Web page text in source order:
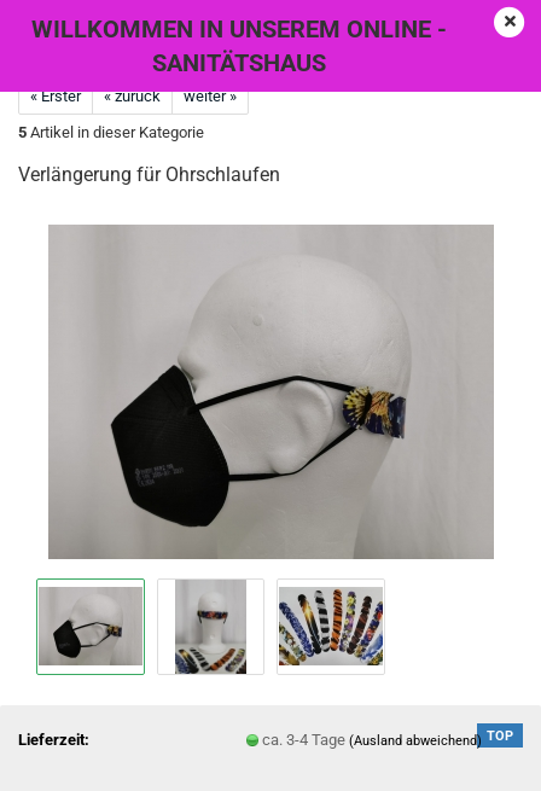
WILLKOMMEN IN UNSEREM ONLINE -
SANITÄTSHAUS
« Erster « zurück
weiter »
5 Artikel in dieser Kategorie
Verlängerung für Ohrschlaufen
TOP
Lieferzeit: ca. 3-4 Tage(Ausland abweichend)